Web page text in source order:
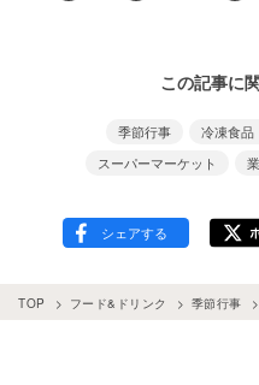
この記事に
季節行事 冷凍食品
スーパーマーケット
TOP フード&ドリンク 季節行事